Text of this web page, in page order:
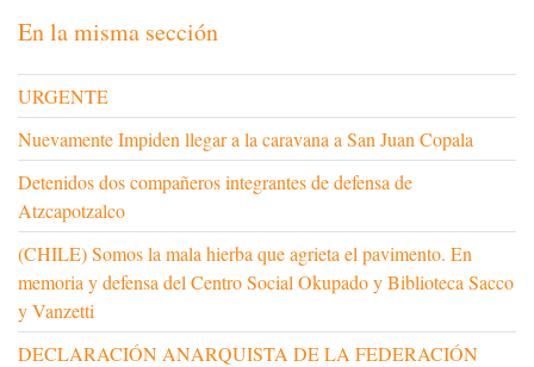
En la misma sección
URGENTE
Nuevamente Impiden llegar a la caravana a San Juan Copala
Detenidos dos compañeros integrantes de defensa de
Atzcapotzalco
(CHILE) Somos la mala hierba que agrieta el pavimento. En
memoria y defensa del Centro Social Okupado y Biblioteca Sacco
y Vanzetti
DECLARACIÓN ANARQUISTA DE LA FEDERACIÓN